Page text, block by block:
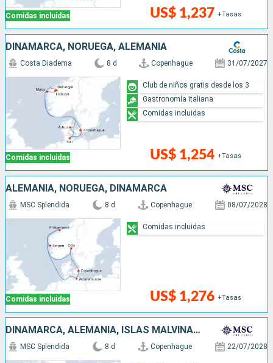
Comidas incluidas US$ 1,237 +Tasas
DINAMARCA, NORUEGA, ALEMANIA
Comidas incluidas
Costa Diadema 8 d Copenhague 31/07/2027
US$ 1,254 +Tasas
Club de niños gratis desde los 3
Gastronomía italiana
Comidas incluidas
ALEMANIA, NORUEGA, DINAMARCA
Comidas incluidas
MSC Splendida 8 d Copenhague 08/07/2028
US$ 1,276 +Tasas
Comidas incluidas
DINAMARCA, ALEMANIA, ISLAS MALVINAS, NORUEGA
MSC Splendida 8 d Copenhague 22/07/2028